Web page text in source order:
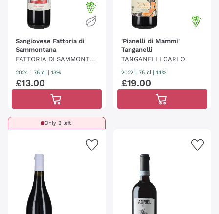
Sangiovese Fattoria di
Sammontana
FATTORIA DI SAMMONTA
2024 | 75 cl | 13%
£13.00
'Pianelli di Mammi'
Tanganelli
TANGANELLI CARLO
2022 | 75 cl | 14%
£19.00
Only 2 left!